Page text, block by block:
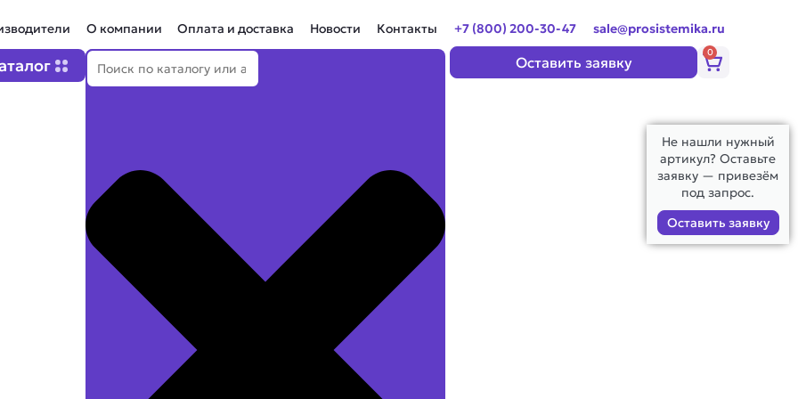
О компании Оплата и доставка Новости Контакты
Поиск
Open Каталог
+7 (800) 200-30-47 sale@prosistemika.ru
Оставить заявку
0
Корзина
Не нашли нужный
артикул? Оставьте
заявку — привезём
под запрос.
Оставить заявку